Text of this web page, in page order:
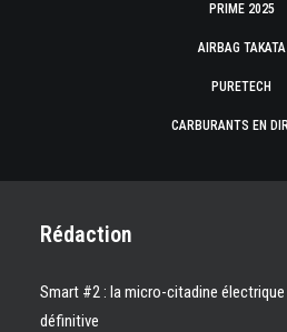
PRIME 2025
AIRBAG TAKATA
PURETECH
CARBURANTS EN
Rédaction
Smart #2 : la micro-citadine
définitive